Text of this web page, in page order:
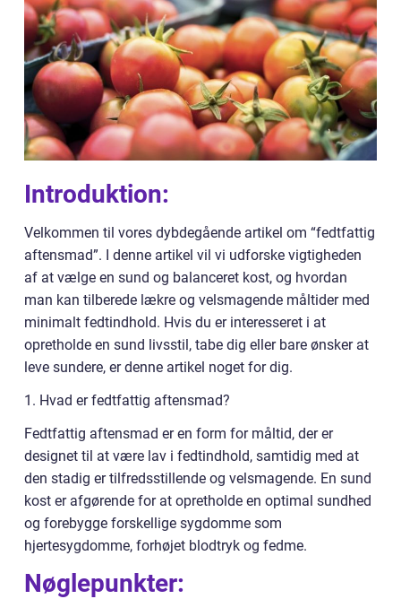
Introduktion:
Velkommen til vores dybdegående artikel om “fedtfattig
aftensmad”. I denne artikel vil vi udforske vigtigheden
af at vælge en sund og balanceret kost, og hvordan
man kan tilberede lækre og velsmagende måltider med
minimalt fedtindhold. Hvis du er interesseret i at
opretholde en sund livsstil, tabe dig eller bare ønsker at
leve sundere, er denne artikel noget for dig.
1. Hvad er fedtfattig aftensmad?
Fedtfattig aftensmad er en form for måltid, der er
designet til at være lav i fedtindhold, samtidig med at
den stadig er tilfredsstillende og velsmagende. En sund
kost er afgørende for at opretholde en optimal sundhed
og forebygge forskellige sygdomme som
hjertesygdomme, forhøjet blodtryk og fedme.
Nøglepunkter: